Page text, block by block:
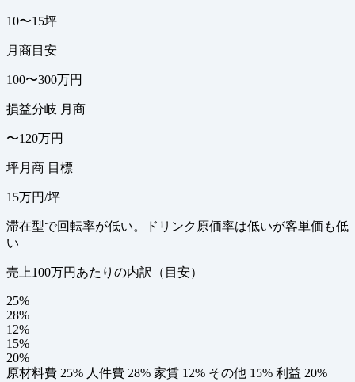
10〜15坪
月商目安
100〜300万円
損益分岐 月商
〜120万円
坪月商 目標
15万円/坪
滞在型で回転率が低い。ドリンク原価率は低いが客単価も低
い
売上100万円あたりの内訳（目安）
25%
28%
12%
15%
20%
原材料費 25% 人件費 28% 家賃 12% その他 15% 利益 20%